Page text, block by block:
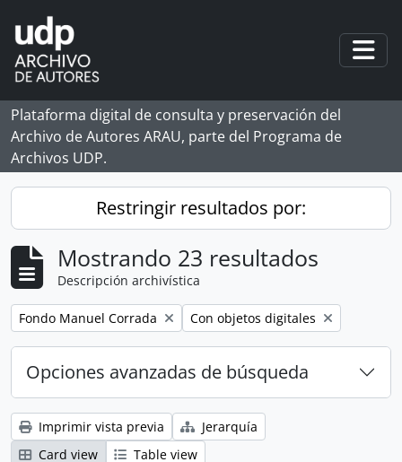
Skip to main content
Plataforma digital de consulta y preservación del
Archivo de Autores ARAU, parte del Programa de
Archivos UDP.
Restringir resultados por:
Mostrando 23 resultados
Descripción archivística
Remove filter:
Fondo Manuel Corrada Remove filter:
Con objetos digitales
Opciones avanzadas de búsqueda
Imprimir vista previa
Jerarquía
Card view
Table view